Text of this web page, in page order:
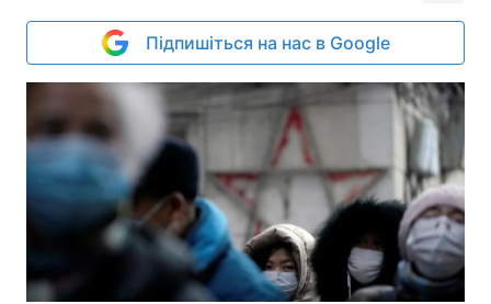
Підпишіться на нас в Google